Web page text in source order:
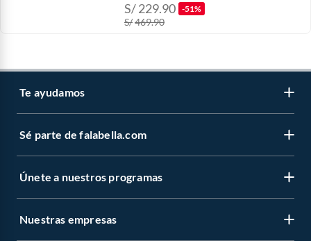
S/229.90 -51%
S/469.90
Te ayudamos
Atención por WhatsApp
Cambios y devoluciones
Sé parte de falabella.com
Trabaja con nosotros
Únete a nuestros programas
Novios Falabella
Nuestras empresas